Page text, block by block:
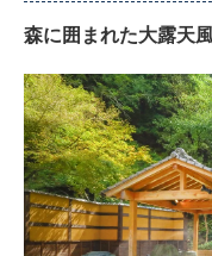
森に囲まれた大露天